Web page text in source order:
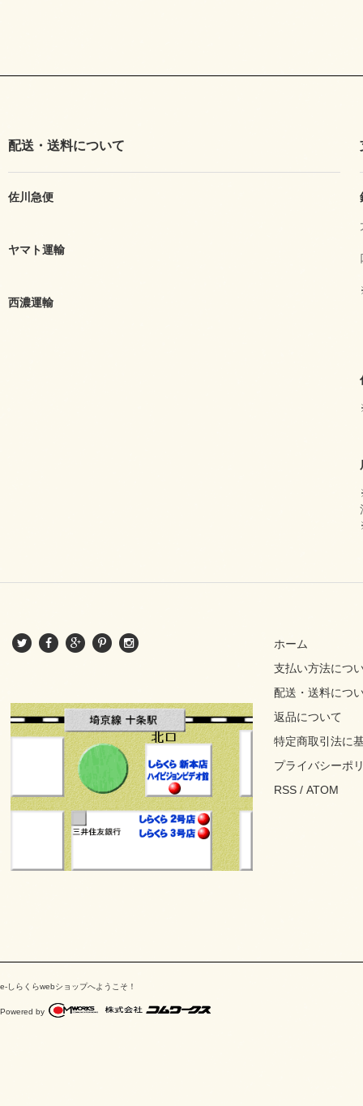
配送・送料について
佐川急便
ヤマト運輸
西濃運輸
ホーム
支払い方法につ
配送・送料につ
返品について
特定商取引法に
プライバシーポ
RSS / ATOM
e-しらくらwebショップへようこそ！
Powered by